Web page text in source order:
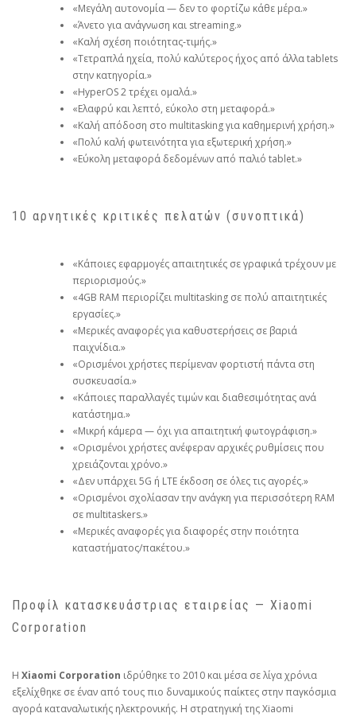
«Μεγάλη αυτονομία — δεν το φορτίζω κάθε μέρα.»
«Άνετο για ανάγνωση και streaming.»
«Καλή σχέση ποιότητας‑τιμής.»
«Τετραπλά ηχεία, πολύ καλύτερος ήχος από άλλα tablets
στην κατηγορία.»
«HyperOS 2 τρέχει ομαλά.»
«Ελαφρύ και λεπτό, εύκολο στη μεταφορά.»
«Καλή απόδοση στο multitasking για καθημερινή χρήση.»
«Πολύ καλή φωτεινότητα για εξωτερική χρήση.»
«Εύκολη μεταφορά δεδομένων από παλιό tablet.»
10 αρνητικές κριτικές πελατών (συνοπτικά)
«Κάποιες εφαρμογές απαιτητικές σε γραφικά τρέχουν με
περιορισμούς.»
«4GB RAM περιορίζει multitasking σε πολύ απαιτητικές
εργασίες.»
«Μερικές αναφορές για καθυστερήσεις σε βαριά
παιχνίδια.»
«Ορισμένοι χρήστες περίμεναν φορτιστή πάντα στη
συσκευασία.»
«Κάποιες παραλλαγές τιμών και διαθεσιμότητας ανά
κατάστημα.»
«Μικρή κάμερα — όχι για απαιτητική φωτογράφιση.»
«Ορισμένοι χρήστες ανέφεραν αρχικές ρυθμίσεις που
χρειάζονται χρόνο.»
«Δεν υπάρχει 5G ή LTE έκδοση σε όλες τις αγορές.»
«Ορισμένοι σχολίασαν την ανάγκη για περισσότερη RAM
σε multitaskers.»
«Μερικές αναφορές για διαφορές στην ποιότητα
καταστήματος/πακέτου.»
Προφίλ κατασκευάστριας εταιρείας — Xiaomi
Corporation
Η Xiaomi Corporation ιδρύθηκε το 2010 και μέσα σε λίγα χρόνια
εξελίχθηκε σε έναν από τους πιο δυναμικούς παίκτες στην παγκόσμια
αγορά καταναλωτικής ηλεκτρονικής. Η στρατηγική της Xiaomi